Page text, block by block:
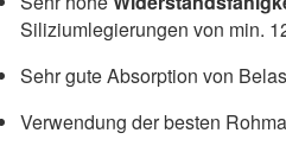
Siliziumlegierungen von min.
Sehr gute Absorption von
Verwendung der besten